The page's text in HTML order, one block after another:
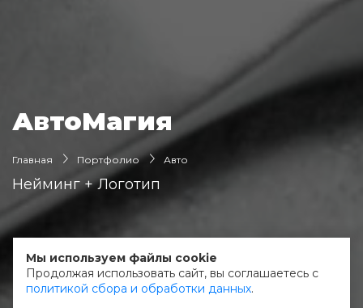
АвтоМагия
Главная Портфолио Авто
Нейминг + Логотип
О клиенте:
Интернет-магазин автозапчастей
Мы используем файлы cookie
Продолжая использовать сайт, вы соглашаетесь с
политикой сбора и обработки данных.